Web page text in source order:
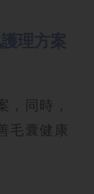
，同時，
毛囊健康